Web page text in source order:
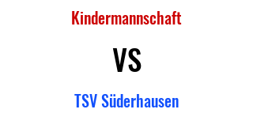
Kindermannschaft
VS
TSV Süderhausen